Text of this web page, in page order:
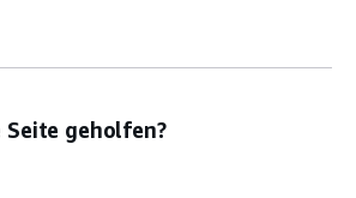
Seite geholfen?